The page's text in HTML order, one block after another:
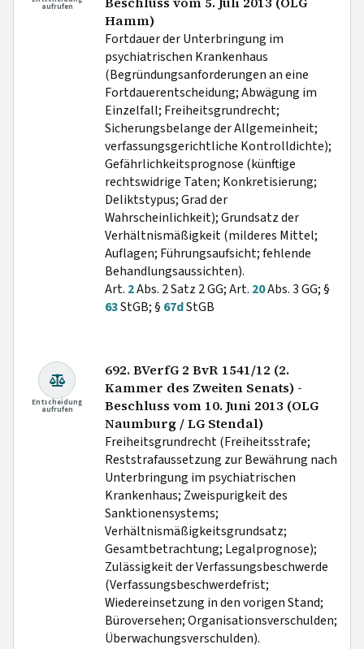
aufrufen
Hamm)
Fortdauer der Unterbringung im
psychiatrischen Krankenhaus
(Begründungsanforderungen an eine
Fortdauerentscheidung; Abwägung im
Einzelfall; Freiheitsgrundrecht;
Sicherungsbelange der Allgemeinheit;
verfassungsgerichtliche Kontrolldichte);
Gefährlichkeitsprognose (künftige
rechtswidrige Taten; Konkretisierung;
Deliktstypus; Grad der
Wahrscheinlichkeit); Grundsatz der
Verhältnismäßigkeit (milderes Mittel;
Auflagen; Führungsaufsicht; fehlende
Behandlungsaussichten).
Art. 2Abs. 2 Satz 2 GG; Art. 20Abs. 3 GG; §
63StGB; § 67dStGB
Entscheidung
aufrufen
692. BVerfG 2 BvR 1541/12 (2.
Kammer des Zweiten Senats) -
Beschluss vom 10. Juni 2013 (OLG
Naumburg / LG Stendal)
Freiheitsgrundrecht (Freiheitsstrafe;
Reststrafaussetzung zur Bewährung nach
Unterbringung im psychiatrischen
Krankenhaus; Zweispurigkeit des
Sanktionensystems;
Verhältnismäßigkeitsgrundsatz;
Gesamtbetrachtung; Legalprognose);
Zulässigkeit der Verfassungsbeschwerde
(Verfassungsbeschwerdefrist;
Wiedereinsetzung in den vorigen Stand;
Büroversehen; Organisationsverschulden;
Überwachungsverschulden).